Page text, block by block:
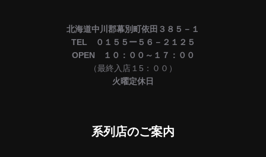
北海道中川郡幕別町依田３８５－１
TEL ０１５５ー５６－２１２５
OPEN １０：００～１７：００
（最終入店１5：００）
火曜定休日
系列店のご案内